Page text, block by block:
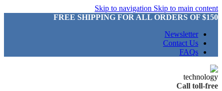
Skip to navigation Skip to main content
FREE SHIPPING FOR ALL ORDERS OF $150
Newsletter
Contact Us
FAQs
Call toll-free